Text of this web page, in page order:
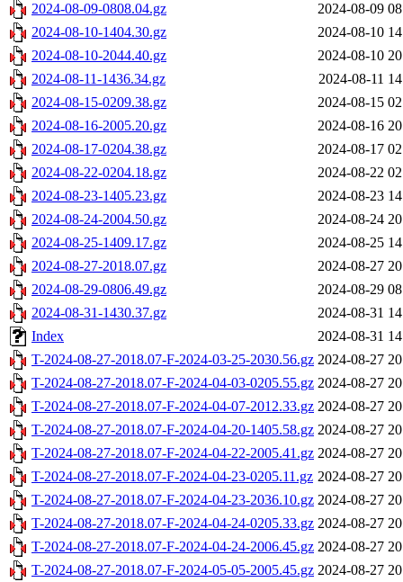
2024-08-09-0808.04.gz
2024-08-09
2024-08-10-1404.30.gz
2024-08-10
2024-08-10-2044.40.gz
2024-08-10
2024-08-11-1436.34.gz
2024-08-11
2024-08-15-0209.38.gz
2024-08-15
2024-08-16-2005.20.gz
2024-08-16
2024-08-17-0204.38.gz
2024-08-17
2024-08-22-0204.18.gz
2024-08-22
2024-08-23-1405.23.gz
2024-08-23
2024-08-24-2004.50.gz
2024-08-24
2024-08-25-1409.17.gz
2024-08-25
2024-08-27-2018.07.gz
2024-08-27
2024-08-29-0806.49.gz
2024-08-29
2024-08-31-1430.37.gz
2024-08-31
Index
2024-08-31
T-2024-08-27-2018.07-F-2024-03-25-2030.56.gz 2024-08-27
T-2024-08-27-2018.07-F-2024-04-03-0205.55.gz 2024-08-27
T-2024-08-27-2018.07-F-2024-04-07-2012.33.gz 2024-08-27
T-2024-08-27-2018.07-F-2024-04-20-1405.58.gz 2024-08-27
T-2024-08-27-2018.07-F-2024-04-22-2005.41.gz 2024-08-27
T-2024-08-27-2018.07-F-2024-04-23-0205.11.gz 2024-08-27
T-2024-08-27-2018.07-F-2024-04-23-2036.10.gz 2024-08-27
T-2024-08-27-2018.07-F-2024-04-24-0205.33.gz 2024-08-27
T-2024-08-27-2018.07-F-2024-04-24-2006.45.gz 2024-08-27
T-2024-08-27-2018.07-F-2024-05-05-2005.45.gz 2024-08-27